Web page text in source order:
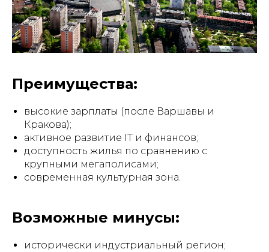
Преимущества:
высокие зарплаты (после Варшавы и
Кракова);
активное развитие IT и финансов;
доступность жилья по сравнению с
крупными мегаполисами;
современная культурная зона.
Возможные минусы:
исторически индустриальный регион;